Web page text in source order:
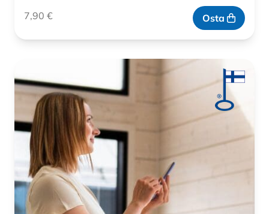
tuotteesta:
7,90 € Osta